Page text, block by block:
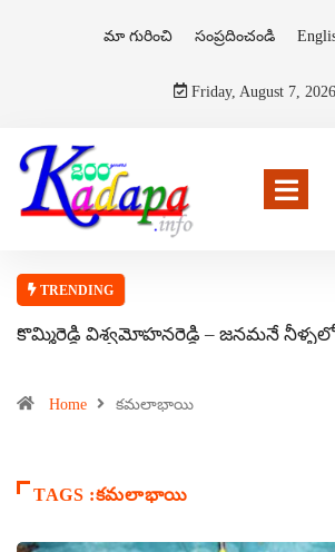
మా గురించి సంప్రదించండి
Friday, August 7, 2026
TRENDING
కొమ్మిరెడ్డి విశ్వమోహనరెడ్డి – జనమనే
Home కమలాభాయి
TAGS :కమలాభాయి